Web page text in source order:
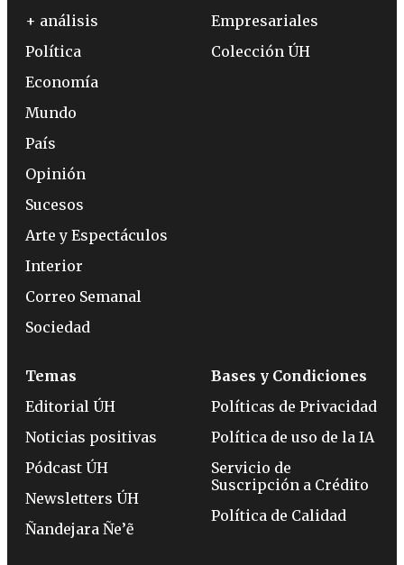
+ análisis
Política
Economía
Mundo
País
Opinión
Sucesos
Arte y Espectáculos
Interior
Correo Semanal
Sociedad
Empresariales
Colección ÚH
Temas
Editorial ÚH
Noticias positivas
Pódcast ÚH
Newsletters ÚH
Ñandejara Ñe’ẽ
Bases y Condiciones
Políticas de Privacidad
Política de uso de la IA
Servicio de
Suscripción a Crédito
Política de Calidad